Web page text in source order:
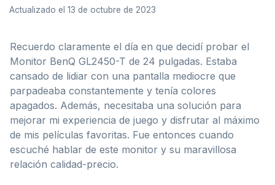
Actualizado el 13 de octubre de 2023
Recuerdo claramente el día en que decidí probar el
Monitor BenQ GL2450-T de 24 pulgadas. Estaba
cansado de lidiar con una pantalla mediocre que
parpadeaba constantemente y tenía colores
apagados. Además, necesitaba una solución para
mejorar mi experiencia de juego y disfrutar al máximo
de mis películas favoritas. Fue entonces cuando
escuché hablar de este monitor y su maravillosa
relación calidad-precio.